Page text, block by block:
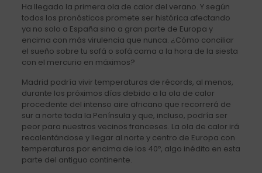
Ha llegado la primera ola de calor del verano. Y según
todos los pronósticos promete ser histórica afectando
ya no solo a España sino a gran parte de Europa y
encima con más virulencia que nunca. ¿Cómo conciliar
el sueño sobre tu sofá o sofá cama a la hora de la siesta
con el mercurio en máximos?
Madrid podría vivir temperaturas de récords, al menos,
durante los próximos días debido a la ola de calor
procedente del intenso aire africano que recorrerá de
sur a norte toda la Península y que, incluso, podría ser
peor para nuestros vecinos franceses. La ola de calor irá
recalentándose y llegar al norte y centro de Europa con
temperaturas por encima de los 40º, algo inédito en esta
parte del antiguo continente.